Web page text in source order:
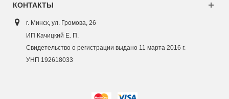
КОНТАКТЫ
г. Минск, ул. Громова, 26
ИП Качицкий Е. П.
Свидетельство о регистрации выдано 11 марта 2016 г.
УНП 192618033